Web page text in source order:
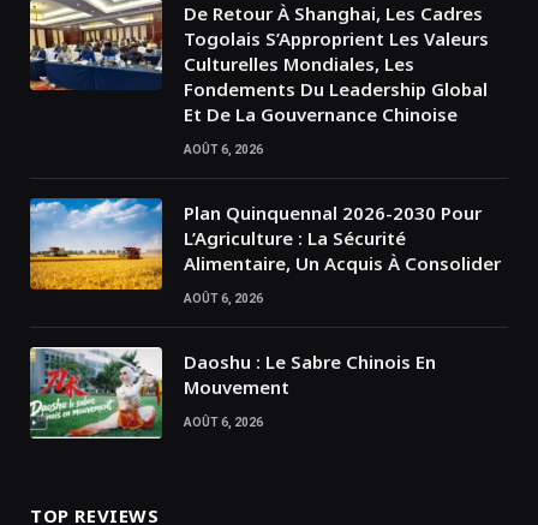
De Retour À Shanghai, Les Cadres
Togolais S’Approprient Les Valeurs
Culturelles Mondiales, Les
Fondements Du Leadership Global
Et De La Gouvernance Chinoise
AOÛT 6, 2026
Plan Quinquennal 2026-2030 Pour
L’Agriculture : La Sécurité
Alimentaire, Un Acquis À Consolider
AOÛT 6, 2026
Daoshu : Le Sabre Chinois En
Mouvement
AOÛT 6, 2026
TOP REVIEWS